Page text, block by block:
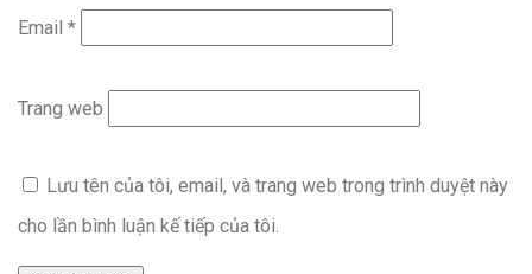
Email *
Trang web
Lưu tên của tôi, email, và trang web trong trình duyệt này
cho lần bình luận kế tiếp của tôi.